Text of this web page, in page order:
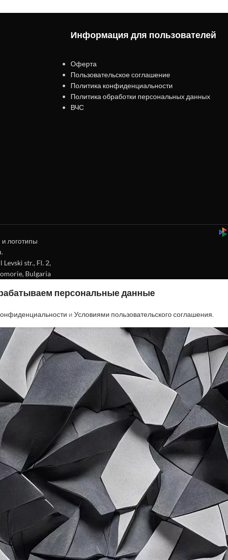
Информация для пользователей
Оферта
Пользовательское соглашение
Политика конфиденциальности
Политика обработки персональных данных
ВЧС
и логотипы
str., Fl. 2,
Bulgaria
персональные данные
и Условиями пользовательского соглашения.